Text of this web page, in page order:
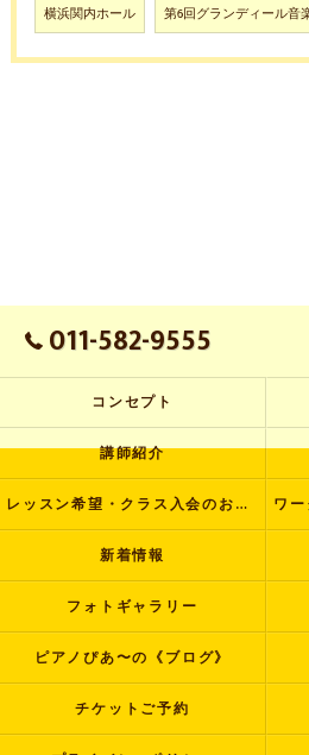
横浜関内ホール 第6回グランディール音
011-582-9555
コンセプト
講師紹介
レッスン希望・クラス入会のお申し込み
新着情報
フォトギャラリー
ピアノぴあ〜の《ブログ》
チケットご予約